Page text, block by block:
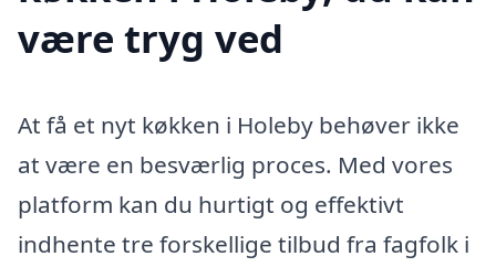
være tryg ved
At få et nyt køkken i Holeby behøver ikke
at være en besværlig proces. Med vores
platform kan du hurtigt og effektivt
indhente tre forskellige tilbud fra fagfolk i